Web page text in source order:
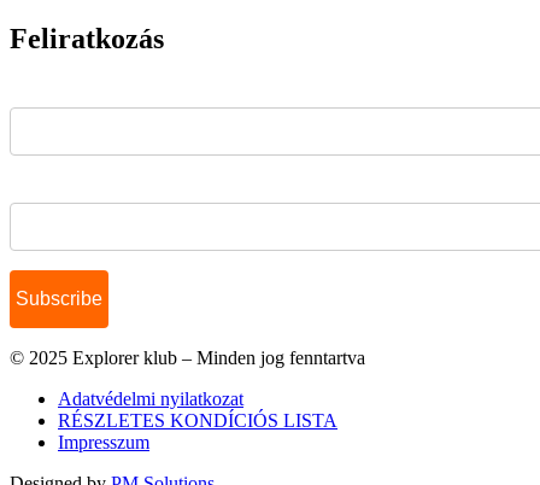
Feliratkozás
© 2025 Explorer klub – Minden jog fenntartva
Adatvédelmi nyilatkozat
RÉSZLETES KONDÍCIÓS LISTA
Impresszum